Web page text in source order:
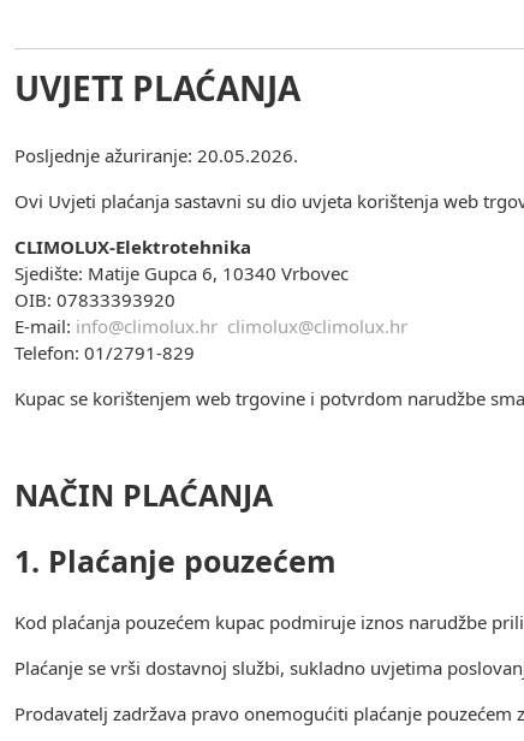
UVJETI PLAĆANJA
Posljednje ažuriranje: 20.05.2026.
Ovi Uvjeti plaćanja sastavni su dio uvjeta korištenja web
CLIMOLUX-Elektrotehnika
Sjedište: Matije Gupca 6, 10340 Vrbovec
OIB: 07833393920
E-mail: info@climolux.hr climolux@climolux.hr
Telefon: 01/2791-829
Kupac se korištenjem web trgovine i potvrdom narudžbe
NAČIN PLAĆANJA
1. Plaćanje pouzećem
Kod plaćanja pouzećem kupac podmiruje iznos narudžbe
Plaćanje se vrši dostavnoj službi, sukladno uvjetima
Prodavatelj zadržava pravo onemogućiti plaćanje